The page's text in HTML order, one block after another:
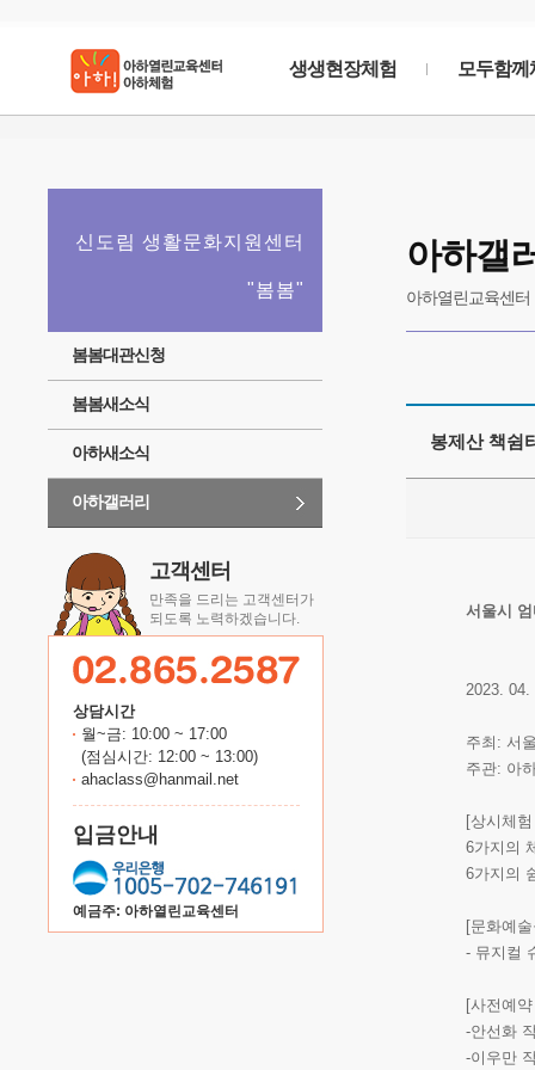
생생현장체험 모두함께
커뮤니티에 들어갈1줄짜리간단한문구가 필요합니
신도림 생활문화지원센터
"봄봄"
봄봄대관신청
봄봄새소식
아하새소식
아하갤러리
고객센터
만족을 드리는 고객센터가
되도록 노력하겠습니다.
상담시간
월~금: 10:00 ~ 17:00
(점심시간: 12:00 ~ 13:00)
ahaclass@hanmail.net
입금안내
예금주: 아하열린교육센터
아하갤
아하열린교육센
봉제산 책쉼
서울시
2023. 04.
주최: 서
주관: 아
[상시체
6가지의
6가지의
[문화예
- 뮤지컬
[사전예
-안선화
-이우만